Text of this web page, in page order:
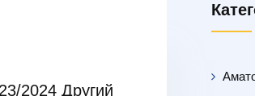
2024 Другий